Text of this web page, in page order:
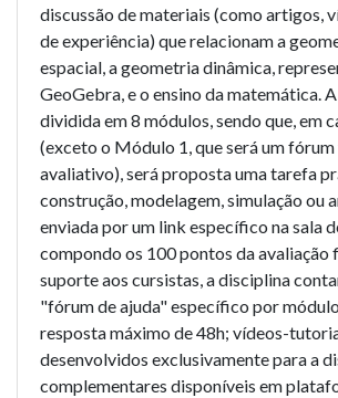
discussão de materiais (como artigos,
de experiência) que relacionam a
espacial, a geometria dinâmica,
GeoGebra, e o ensino da matemática.
dividida em 8 módulos, sendo que, em
(exceto o Módulo 1, que será um
avaliativo), será proposta uma tarefa
construção, modelagem, simulação ou
enviada por um link específico na sala
compondo os 100 pontos da avaliação
suporte aos cursistas, a disciplina
"fórum de ajuda" específico por
resposta máximo de 48h; vídeos-
desenvolvidos exclusivamente para a
complementares disponíveis em